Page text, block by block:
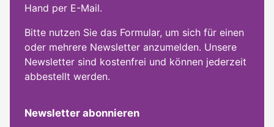
Hand per E-Mail.
Bitte nutzen Sie das Formular, um sich für einen
oder mehrere Newsletter anzumelden. Unsere
Newsletter sind kostenfrei und können jederzeit
abbestellt werden.
Newsletter abonnieren